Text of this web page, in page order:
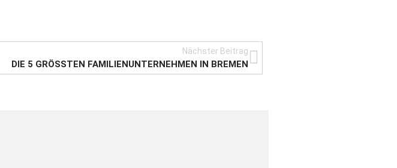
Nächster Beitrag
DIE 5 GRÖSSTEN FAMILIENUNTERNEHMEN IN BREMEN